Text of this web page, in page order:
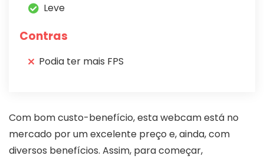
Leve
Contras
Podia ter mais FPS
Com bom custo-benefício, esta webcam está no
mercado por um excelente preço e, ainda, com
diversos benefícios. Assim, para começar,